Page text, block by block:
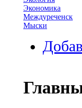
Экономика
Междуреченск
Мыски